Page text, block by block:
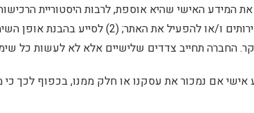
המידע האישי שהיא אוספת, לרבות היסטוריית
החברה תחייב צדדים שלישיים אלא לא לעשות כל
אם נמכור את עסקנו או חלק ממנו, בכפוף לכך